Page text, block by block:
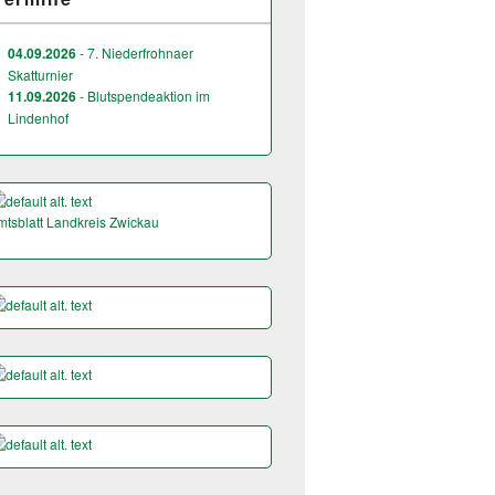
04.09.2026- 7. Niederfrohnaer
Skatturnier
11.09.2026- Blutspendeaktion im
Lindenhof
Landkreis Zwickau